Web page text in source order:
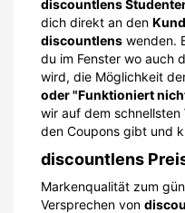
discountlens
dich direkt an den
discountlens wenden.
du im Fenster wo auch
wird, die Möglichkeit
oder "Funktioniert
wir auf dem schnellsten
den Coupons gibt und
discountlens
Markenqualität zum
Versprechen von